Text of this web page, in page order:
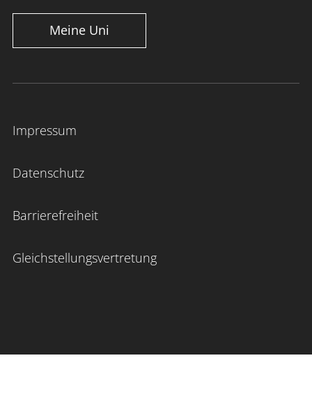
Meine Uni
Impressum
Datenschutz
Barrierefreiheit
Gleichstellungsvertretung